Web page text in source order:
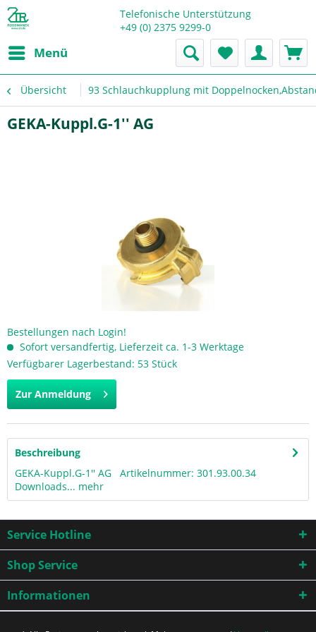
Telefonische Unterstützung
+49 (0) 2375 9299-0
Menü
Übersicht 93 Schlauchkupplung mit
GEKA-Kuppl.G-1'' AG
Bestellungen nach Login!
Sofort versandfertig, Lieferzeit ca. 1-3 Werktage
Verfügbarer Lagerbestand: 53 Stück
Zur Anmeldung
Beschreibung
GEKA-Kuppl.G-1'' AG Artikelnummer: 301.93.00.34
Downloads... mehr
Service Hotline
Shop Service
Informationen